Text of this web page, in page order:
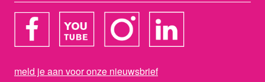
meld je aan voor onze nieuwsbrief